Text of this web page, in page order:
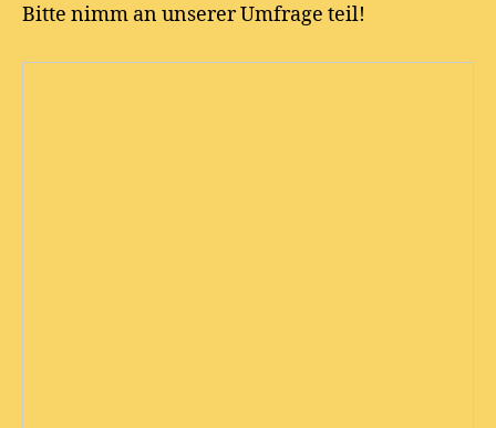
Bitte nimm an unserer Umfrage teil!